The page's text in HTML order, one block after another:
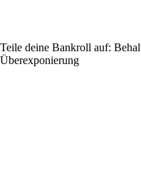
Teile deine Bankroll auf:
Überexponierung